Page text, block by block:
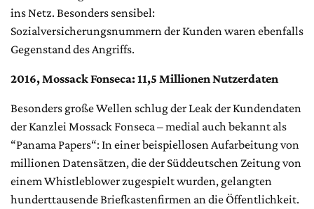
ins Netz. Besonders sensibel:
Sozialversicherungsnummern der Kunden waren ebenfalls
Gegenstand des Angriffs.
2016, Mossack Fonseca: 11,5 Millionen Nutzerdaten
Besonders große Wellen schlug der Leak der Kundendaten
der Kanzlei Mossack Fonseca – medial auch bekannt als
“Panama Papers“: In einer beispiellosen Aufarbeitung von
millionen Datensätzen, die der Süddeutschen Zeitung von
einem Whistleblower zugespielt wurden, gelangten
hunderttausende Briefkastenfirmen an die Öffentlichkeit.